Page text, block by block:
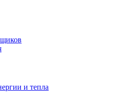
и тепла